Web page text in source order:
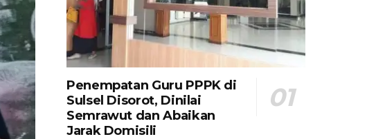
Penempatan Guru PPPK di
Sulsel Disorot, Dinilai
Semrawut dan Abaikan
Jarak Domisili